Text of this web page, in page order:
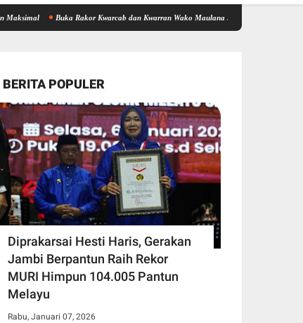
Buka Rakor Kwarcab dan Kwarran Wako Maulana Siapkan Jalur Prestasi SPMB,
BERITA POPULER
Diprakarsai Hesti Haris, Gerakan
Jambi Berpantun Raih Rekor
MURI Himpun 104.005 Pantun
Melayu
Rabu, Januari 07, 2026